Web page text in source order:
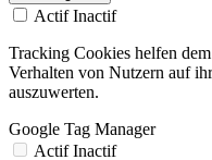
Actif Inactif
Tracking Cookies helfen
Verhalten von Nutzern auf
auszuwerten.
Google Tag Manager
Actif Inactif